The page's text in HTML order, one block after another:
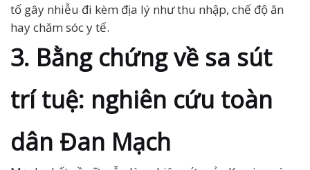
tố gây nhiễu đi kèm địa lý như thu nhập, chế độ ăn
hay chăm sóc y tế.
3. Bằng chứng về sa sút
trí tuệ: nghiên cứu toàn
dân Đan Mạch